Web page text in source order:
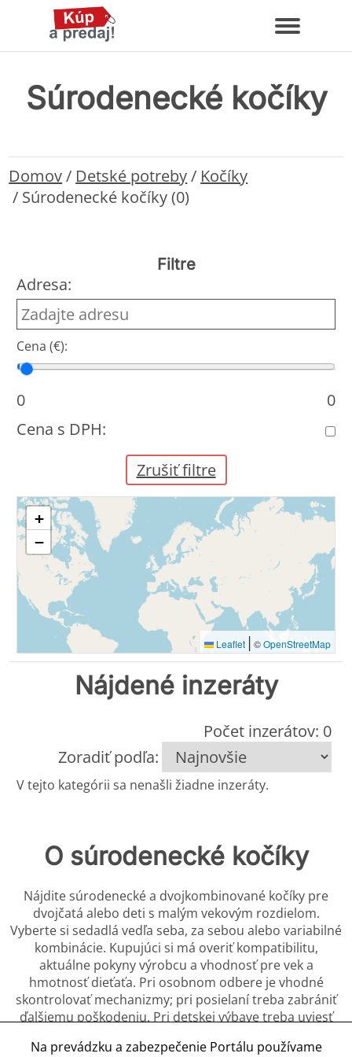
Súrodenecké kočíky
Domov/ Detské potreby/ Kočíky
/ Súrodenecké kočíky (0)
Filtre
Adresa:
Cena (€):
Cena od
Cena do
0
0
Cena s DPH:
Zrušiť filtre
+
−
Leaflet | ©OpenStreetMap
Nájdené inzeráty
Počet inzerátov: 0
Zoradiť podľa:
V tejto kategórii sa nenašli žiadne inzeráty.
O súrodenecké kočíky
Nájdite súrodenecké a dvojkombinované kočíky pre
dvojčatá alebo deti s malým vekovým rozdielom.
Vyberte si sedadlá vedľa seba, za sebou alebo variabilné
kombinácie. Kupujúci si má overiť kompatibilitu,
aktuálne pokyny výrobcu a vhodnosť pre vek a
hmotnosť dieťaťa. Pri osobnom odbere je vhodné
skontrolovať mechanizmy; pri posielaní treba zabrániť
ďalšiemu poškodeniu. Pri detskej výbave treba uviesť
kompletnosť a návod na použitie. Použitý výrobok musí
Na prevádzku a zabezpečenie Portálu používame